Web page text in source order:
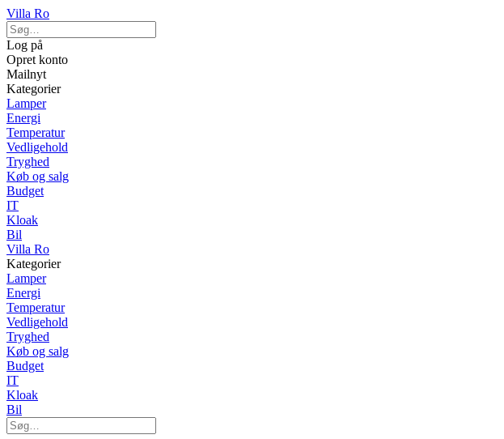
Villa Ro
Log på
Opret konto
Mailnyt
Kategorier
Lamper
Energi
Temperatur
Vedligehold
Tryghed
Køb og salg
Budget
IT
Kloak
Bil
Villa Ro
Kategorier
Lamper
Energi
Temperatur
Vedligehold
Tryghed
Køb og salg
Budget
IT
Kloak
Bil